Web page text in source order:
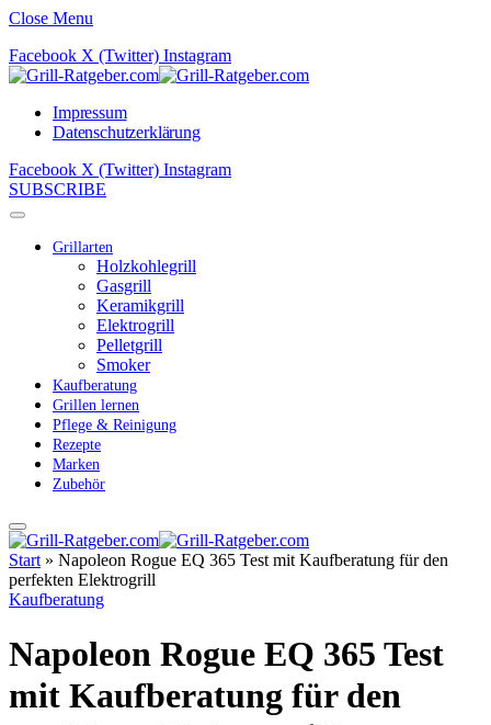
Close Menu
Facebook X (Twitter) Instagram
Impressum
Datenschutzerklärung
Facebook X (Twitter) Instagram
SUBSCRIBE
Grillarten
Holzkohlegrill
Gasgrill
Keramikgrill
Elektrogrill
Pelletgrill
Smoker
Kaufberatung
Grillen lernen
Pflege & Reinigung
Rezepte
Marken
Zubehör
Start » Napoleon Rogue EQ 365 Test mit Kaufberatung für den
perfekten Elektrogrill
Kaufberatung
Napoleon Rogue EQ 365 Test
mit Kaufberatung für den